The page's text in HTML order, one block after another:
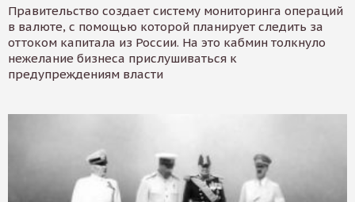
Правительство создает систему мониторинга операций
в валюте, с помощью которой планирует следить за
оттоком капитала из России. На это кабмин толкнуло
нежелание бизнеса прислушиваться к
предупреждениям власти